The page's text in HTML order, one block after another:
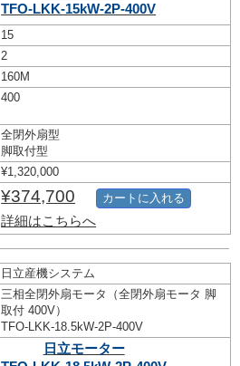
TFO-LKK-15kW-2P-400V
15
2
160M
400
全閉外扇型
脚取付型
¥1,320,000
¥374,700
詳細はこちらへ
カートに入れる
日立産機システム
三相全閉外扇モータ（全閉外扇モータ 脚
取付 400V）
TFO-LKK-18.5kW-2P-400V
日立モーター